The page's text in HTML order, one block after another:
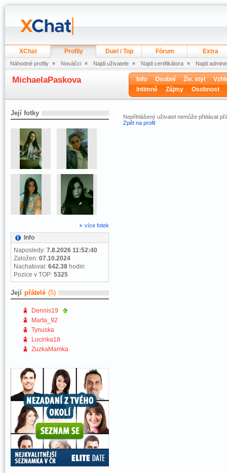
XChat Profily Duel / Top Fórum Extra
Náhodné profily Nováčci Najdi uživatele Najdi certifikátora Najdi
MichaelaPaskova Info Osobní Živ. styl
Intimně
Zájmy Osobnost
Její fotky
více fotek
Info
Naposledy: 7.8.2026 11:52:40
Založen: 07.10.2024
Nachatoval: 642.38 hodin
Pozice v TOP: 5325
Její přátelé (5)
Dennis19
Marta_92
Tynuska
Lucinka18
ZuzkaMamka
Nepřihlášený uživatel nemůže přidávat
Zpět na profil